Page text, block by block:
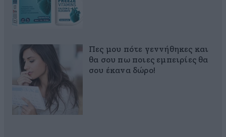
Πες μου πότε γεννήθηκες και
θα σου πω ποιες εμπειρίες θα
σου έκανα δώρο!